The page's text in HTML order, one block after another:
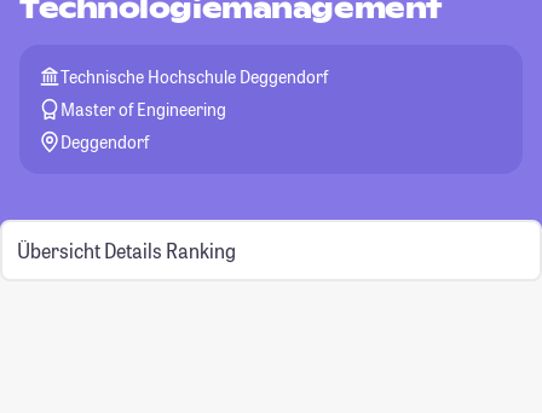
Technologiemanagement
Technische Hochschule Deggendorf
Master of Engineering
Deggendorf
Übersicht Details Ranking